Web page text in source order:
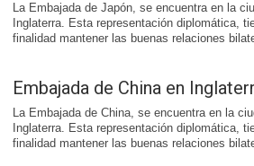
La Embajada de Japón, se encuentra en la
Inglaterra. Esta representación diplomática,
finalidad mantener las buenas relaciones
Embajada de China en
La Embajada de China, se encuentra en la
Inglaterra. Esta representación diplomática,
finalidad mantener las buenas relaciones